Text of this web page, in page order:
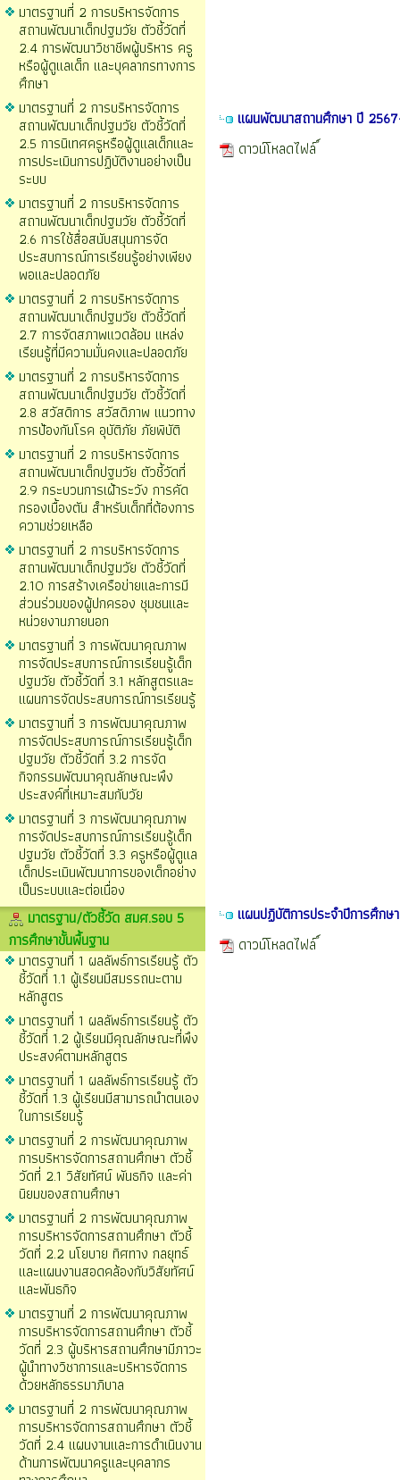
มาตรฐานที่ 2 การบริหารจัดการ
สถานพัฒนาเด็กปฐมวัย ตัวชี้วัดที่
2.4 การพัฒนาวิชาชีพผู้บริหาร ครู
หรือผู้ดูแลเด็ก และบุคลากรทางการ
ศึกษา
มาตรฐานที่ 2 การบริหารจัดการ
สถานพัฒนาเด็กปฐมวัย ตัวชี้วัดที่
2.5 การนิเทศครูหรือผู้ดูแลเด็กและ
การประเมินการปฏิบัติงานอย่างเป็น
ระบบ
มาตรฐานที่ 2 การบริหารจัดการ
สถานพัฒนาเด็กปฐมวัย ตัวชี้วัดที่
2.6 การใช้สื่อสนับสนุนการจัด
ประสบการณ์การเรียนรู้อย่างเพียง
พอและปลอดภัย
มาตรฐานที่ 2 การบริหารจัดการ
สถานพัฒนาเด็กปฐมวัย ตัวชี้วัดที่
2.7 การจัดสภาพแวดล้อม แหล่ง
เรียนรู้ที่มีความมั่นคงและปลอดภัย
มาตรฐานที่ 2 การบริหารจัดการ
สถานพัฒนาเด็กปฐมวัย ตัวชี้วัดที่
2.8 สวัสดิการ สวัสดิภาพ แนวทาง
การป้องกันโรค อุบัติภัย ภัยพิบัติ
มาตรฐานที่ 2 การบริหารจัดการ
สถานพัฒนาเด็กปฐมวัย ตัวชี้วัดที่
2.9 กระบวนการเฝ้าระวัง การคัด
กรองเบื้องตัน สำหรับเด็กที่ต้องการ
ความช่วยเหลือ
มาตรฐานที่ 2 การบริหารจัดการ
สถานพัฒนาเด็กปฐมวัย ตัวชี้วัดที่
2.10 การสร้างเครือข่ายและการมี
ส่วนร่วมของผู้ปกครอง ชุมชนและ
หน่วยงานภายนอก
มาตรฐานที่ 3 การพัฒนาคุณภาพ
การจัดประสบการณ์การเรียนรู้เด็ก
ปฐมวัย ตัวชี้วัดที่ 3.1 หลักสูตรและ
แผนการจัดประสบการณ์การเรียนรู้
มาตรฐานที่ 3 การพัฒนาคุณภาพ
การจัดประสบการณ์การเรียนรู้เด็ก
ปฐมวัย ตัวชี้วัดที่ 3.2 การจัด
กิจกรรมพัฒนาคุณลักษณะพึง
ประสงค์ที่เหมาะสมกับวัย
มาตรฐานที่ 3 การพัฒนาคุณภาพ
การจัดประสบการณ์การเรียนรู้เด็ก
ปฐมวัย ตัวชี้วัดที่ 3.3 ครูหรือผู้ดูแล
เด็กประเมินพัฒนาการของเด็กอย่าง
เป็นระบบและต่อเนื่อง
มาตรฐาน/ตัวชี้วัด สมศ.รอบ 5
การศึกษาขั้นพื้นฐาน
มาตรฐานที่ 1 ผลลัพธ์การเรียนรู้ ตัว
ชี้วัดที่ 1.1 ผู้เรียนมีสมรรถนะตาม
หลักสูตร
มาตรฐานที่ 1 ผลลัพธ์การเรียนรู้ ตัว
ชี้วัดที่ 1.2 ผู้เรียนมีคุณลักษณะที่พึง
ประสงค์ตามหลักสูตร
มาตรฐานที่ 1 ผลลัพธ์การเรียนรู้ ตัว
ชี้วัดที่ 1.3 ผู้เรียนมีสามารถนำตนเอง
ในการเรียนรู้
มาตรฐานที่ 2 การพัฒนาคุณภาพ
การบริหารจัดการสถานศึกษา ตัวชี้
วัดที่ 2.1 วิสัยทัศน์ พันธกิจ และค่า
นิยมของสถานศึกษา
มาตรฐานที่ 2 การพัฒนาคุณภาพ
การบริหารจัดการสถานศึกษา ตัวชี้
วัดที่ 2.2 นโยบาย ทิศทาง กลยุทธ์
และแผนงานสอดคล้องกับวิสัยทัศน์
และพันธกิจ
มาตรฐานที่ 2 การพัฒนาคุณภาพ
การบริหารจัดการสถานศึกษา ตัวชี้
วัดที่ 2.3 ผู้บริหารสถานศึกษามีภาวะ
ผู้นำทางวิชาการและบริหารจัดการ
ด้วยหลักธรรมาภิบาล
มาตรฐานที่ 2 การพัฒนาคุณภาพ
การบริหารจัดการสถานศึกษา ตัวชี้
วัดที่ 2.4 แผนงานและการดำเนินงาน
ด้านการพัฒนาครูและบุคลากร
แผนพัฒนาสถานศึกษา ปี
ดาวน์โหลดไฟล์
แผนปฏิบัติการประจำปีการศึกษ
ดาวน์โหลดไฟล์